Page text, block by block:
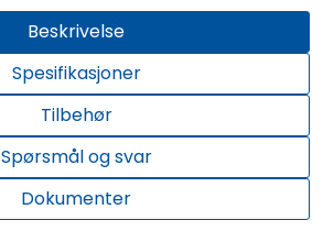
Beskrivelse
Spesifikasjoner
Tilbehør
Spørsmål og svar
Dokumenter